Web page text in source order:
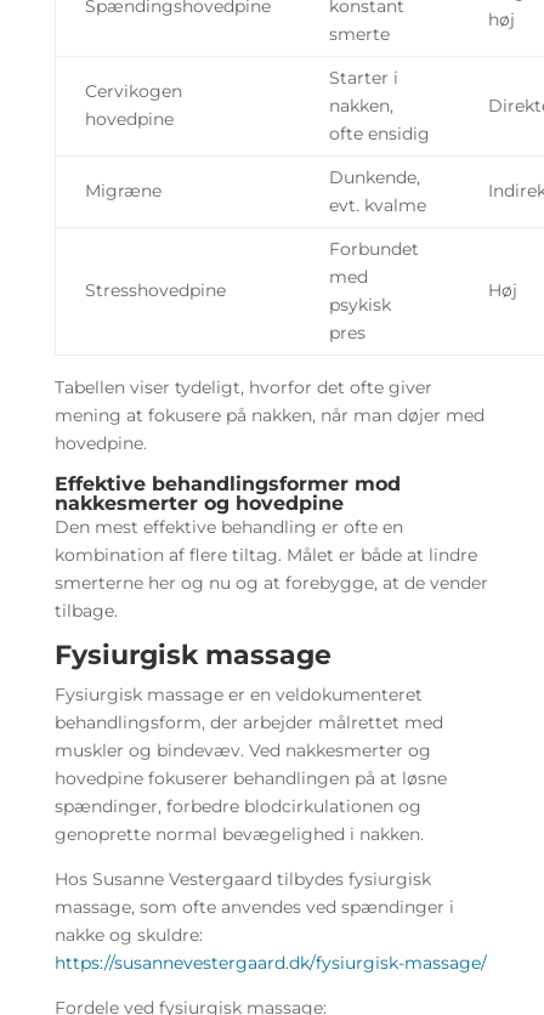
Spændingshovedpine
konstant
smerte
høj
Cervikogen
hovedpine
Starter i
nakken,
ofte ensidig
Migræne
Dunkende,
evt. kvalme
Stresshovedpine
Forbundet
med
psykisk
pres
Høj
Tabellen viser tydeligt, hvorfor det ofte giver
mening at fokusere på nakken, når man døjer med
hovedpine.
Effektive behandlingsformer mod
nakkesmerter og hovedpine
Den mest effektive behandling er ofte en
kombination af flere tiltag. Målet er både at lindre
smerterne her og nu og at forebygge, at de vender
tilbage.
Fysiurgisk massage
Fysiurgisk massage er en veldokumenteret
behandlingsform, der arbejder målrettet med
muskler og bindevæv. Ved nakkesmerter og
hovedpine fokuserer behandlingen på at løsne
spændinger, forbedre blodcirkulationen og
genoprette normal bevægelighed i nakken.
Hos Susanne Vestergaard tilbydes fysiurgisk
massage, som ofte anvendes ved spændinger i
nakke og skuldre:
https://susannevestergaard.dk/fysiurgisk-massage/
Fordele ved fysiurgisk massage: